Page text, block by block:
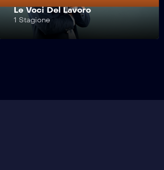
Safe Drive –
236^ Puntata
Safe Drive
Le Voci Del Lavoro
1 Stagione